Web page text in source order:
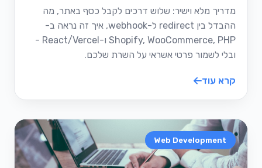
מדריך מלא וישיר: שלוש דרכים לקבל כסף באתר, מה
ההבדל בין redirect ל-webhook, איך זה נראה ב-
Shopify, WooCommerce, PHP ו-React/Vercel -
ובלי לשמור פרטי אשראי על השרת שלכם.
קרא עוד
Web Development